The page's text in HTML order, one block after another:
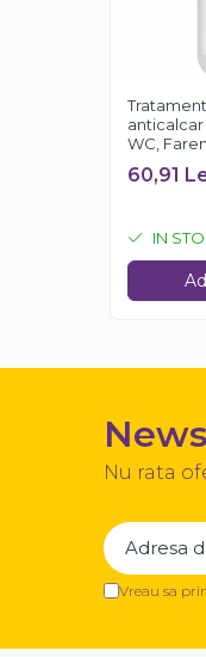
WC,
60,91
IN
Nu rata
Vreau sa